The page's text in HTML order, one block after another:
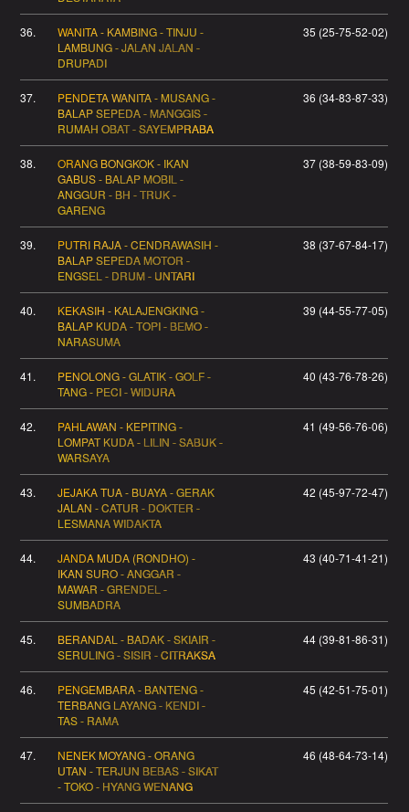
36.
WANITA - KAMBING - TINJU -
LAMBUNG - JALAN JALAN -
DRUPADI
35 (25-75-52-02)
37.
PENDETA WANITA - MUSANG -
BALAP SEPEDA - MANGGIS -
RUMAH OBAT - SAYEMPRABA
36 (34-83-87-33)
38.
ORANG BONGKOK - IKAN
GABUS - BALAP MOBIL -
ANGGUR - BH - TRUK -
GARENG
37 (38-59-83-09)
39.
PUTRI RAJA - CENDRAWASIH -
BALAP SEPEDA MOTOR -
ENGSEL - DRUM - UNTARI
38 (37-67-84-17)
40.
KEKASIH - KALAJENGKING -
BALAP KUDA - TOPI - BEMO -
NARASUMA
39 (44-55-77-05)
41.
PENOLONG - GLATIK - GOLF -
TANG - PECI - WIDURA
40 (43-76-78-26)
42.
PAHLAWAN - KEPITING -
LOMPAT KUDA - LILIN - SABUK -
WARSAYA
41 (49-56-76-06)
43.
JEJAKA TUA - BUAYA - GERAK
JALAN - CATUR - DOKTER -
LESMANA WIDAKTA
42 (45-97-72-47)
44.
JANDA MUDA (RONDHO) -
IKAN SURO - ANGGAR -
MAWAR - GRENDEL -
SUMBADRA
43 (40-71-41-21)
45.
BERANDAL - BADAK - SKIAIR -
SERULING - SISIR - CITRAKSA
44 (39-81-86-31)
46.
PENGEMBARA - BANTENG -
TERBANG LAYANG - KENDI -
TAS - RAMA
45 (42-51-75-01)
47.
NENEK MOYANG - ORANG
UTAN - TERJUN BEBAS - SIKAT
- TOKO - HYANG WENANG
46 (48-64-73-14)